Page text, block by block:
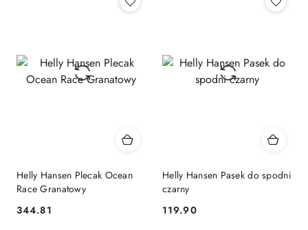
Helly Hansen Plecak Ocean
Race Granatowy
Cena:
344.81
Helly Hansen Pasek do spodni
czarny
Cena:
119.90